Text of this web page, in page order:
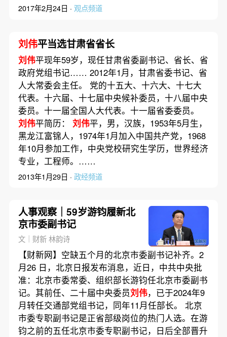
2017年2月24日 · 观点频道
刘伟平当选甘肃省省长
刘伟平现年59岁，现任甘肃省委副书记、省长、省
政府党组书记…… 2012年1月，甘肃省委书记、省
人大常委会主任。 党的十五大、十六大、十七大
代表。十六届、十七届中央候补委员，十八届中央
委员。十一届全国人大代表。十一届省委委员。
刘伟平简历： 刘伟平，男，汉族，1953年5月生，
黑龙江富锦人，1974年1月加入中国共产党，1968
年10月参加工作，中央党校研究生学历，世界经济
专业，工程师。……
2013年1月29日 · 政经频道
人事观察｜59岁游钧履新北
京市委副书记
文｜财新 林韵诗
【财新网】空缺五个月的北京市委副书记补齐。2
月26 日，北京日报发布消息，近日，中共中央批
准：北京市委常委、组织部长游钧任北京市委副书
记。其前任、二十届中央委员刘伟，已于2024年9
月转任交通部党组书记，同年11月任部长。 北京
市委专职副书记是正省部级岗位的热门人选。在游
钧之前的五任北京市委专职副书记，日后全部晋升